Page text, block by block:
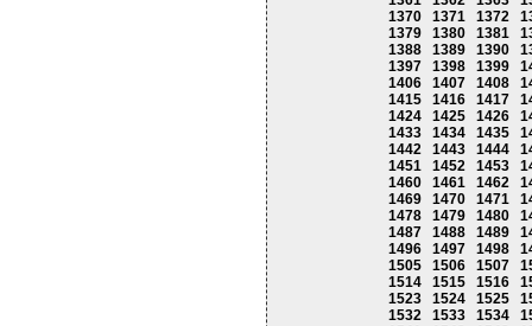
1370
1371 1372
1379
1380 1381
1388
1389 1390
1397
1398 1399
1406
1407 1408
1415
1416 1417
1424
1425 1426
1433
1434 1435
1442
1443 1444
1451
1452 1453
1460
1461 1462
1469
1470 1471
1478
1479 1480
1487
1488 1489
1496
1497 1498
1505
1506 1507
1514
1515 1516
1523
1524 1525
1532
1533 1534